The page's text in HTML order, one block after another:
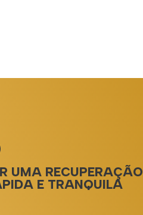
UMA RECUPERAÇÃO
E TRANQUILA